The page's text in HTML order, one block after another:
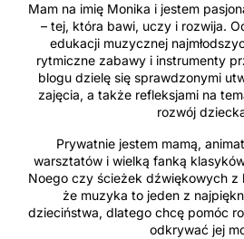
Mam na imię Monika i jestem
– tej, która bawi, uczy i rozwija.
edukacji muzycznej
rytmiczne zabawy i instrumenty
blogu dzielę się sprawdzonymi
zajęcia, a także refleksjami na
rozwój
Prywatnie jestem mamą,
warsztatów i wielką fanką
Noego czy ścieżek dźwiękowych z
że muzyka to jeden z
dzieciństwa, dlatego chcę pomóc
odkrywać jej